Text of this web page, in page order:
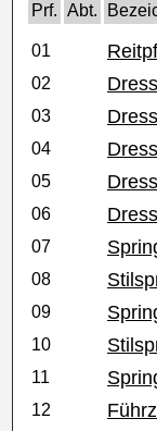
Prf. Abt.
01
02
03
04
05
06
07
08
09
10
11
12